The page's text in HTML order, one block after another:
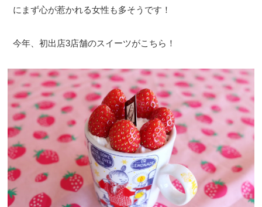
にまず心が惹かれる女性も多そうです！
今年、初出店3店舗のスイーツがこちら！